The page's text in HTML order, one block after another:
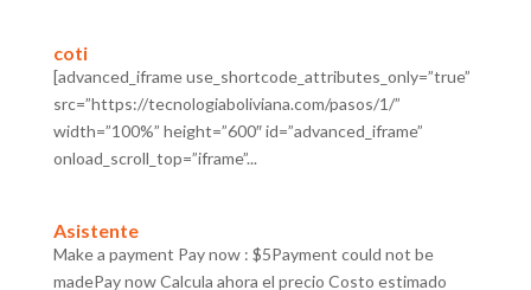
coti
[advanced_iframe use_shortcode_attributes_only=”true”
src=”https://tecnologiaboliviana.com/pasos/1/”
width=”100%” height=”600″ id=”advanced_iframe”
onload_scroll_top=”iframe”...
Asistente
Make a payment Pay now : $5Payment could not be
madePay now Calcula ahora el precio Costo estimado